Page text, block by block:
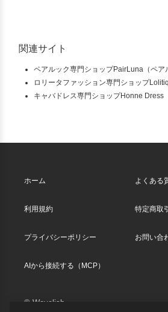
関連サイト
ペアルック専門ショップPairLuna（ペア
ロリータファッション専門ショップ
キャバドレス専門ショップHonne Dress
ホーム よくある
利用規約 特定商取
プライバシーポリシー お問い合
AIから接続する（MCP）
© Wavelish